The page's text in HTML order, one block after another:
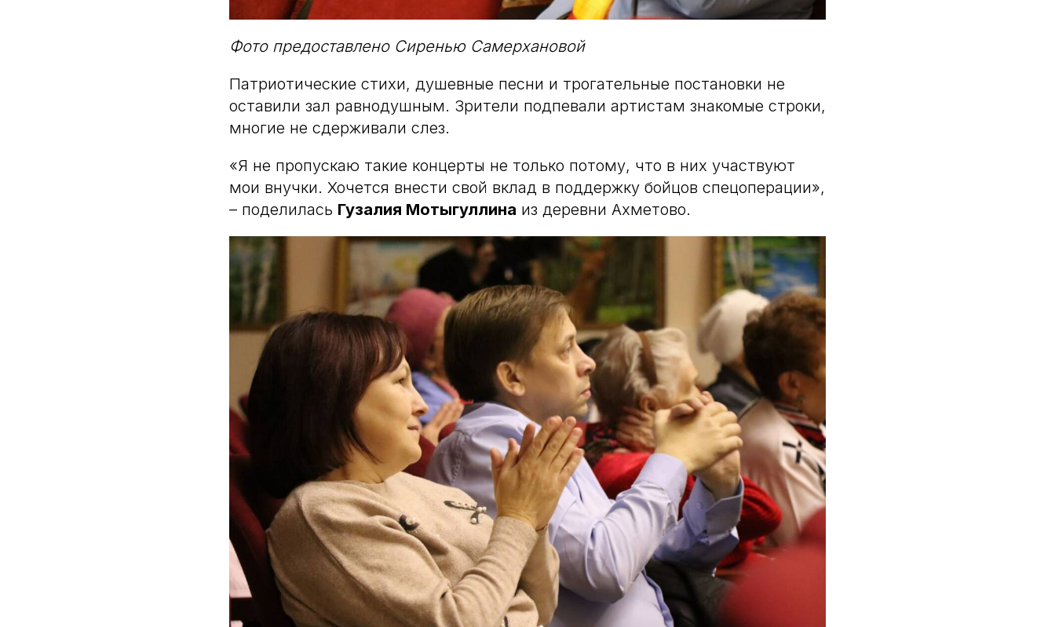
Фото предоставлено Сиренью Самерхановой
Патриотические стихи, душевные песни и трогательные постановки не
оставили зал равнодушным. Зрители подпевали артистам знакомые строки,
многие не сдерживали слез.
«Я не пропускаю такие концерты не только потому, что в них участвуют
мои внучки. Хочется внести свой вклад в поддержку бойцов спецоперации»,
– поделилась Гузалия Мотыгуллина из деревни Ахметово.